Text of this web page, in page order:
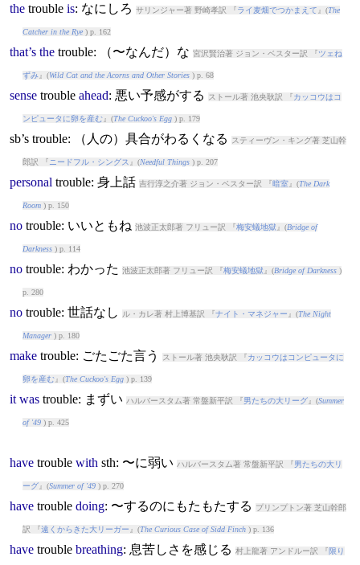
the trouble is: なにしろ サリンジャー著 野崎孝訳 『ライ麦畑でつかまえて 』(The
Catcher in the Rye) p. 162
that’s the trouble: （〜なんだ）な 宮沢賢治著 ジョン・ベスター訳 『ツェね
ずみ』(Wild Cat and the Acorns and Other Stories) p. 68
sense trouble ahead: 悪い予感がする ストール著 池央耿訳 『カッコウはコ
ンピュータに卵を産む』(The Cuckoo's Egg) p. 179
sb’s trouble: （人の）具合がわるくなる スティーヴン・キング著 芝山幹
郎訳 『 ニードフル・シングス 』(Needful Things) p. 207
personal trouble: 身上話 吉行淳之介著 ジョン・ベスター訳 『暗室』(The Dark
Room) p. 150
no trouble: いいともね 池波正太郎著 フリュー訳 『梅安蟻地獄 』(Bridge of
Darkness) p. 114
no trouble: わかった 池波正太郎著 フリュー訳 『梅安蟻地獄 』(Bridge of Darkness)
p. 280
no trouble: 世話なし ル・カレ著 村上博基訳 『ナイト・マネジャー 』(The Night
Manager) p. 180
make trouble: ごたごた言う ストール著 池央耿訳 『カッコウはコンピュータに
卵を産む』(The Cuckoo's Egg) p. 139
it was trouble: まずい ハルバースタム著 常盤新平訳 『男たちの大リーグ』(Summer
of '49) p. 425
have trouble with sth: 〜に弱い ハルバースタム著 常盤新平訳 『男たちの大リ
ーグ』(Summer of '49) p. 270
have trouble doing: 〜するのにもたもたする プリンプトン著 芝山幹郎
訳 『遠くからきた大リーガー 』(The Curious Case of Sidd Finch) p. 136
have trouble breathing: 息苦しさを感じる 村上龍著 アンドルー訳 『限り